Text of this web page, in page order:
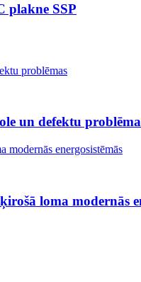
plakne SSP
un defektu
loma modernās